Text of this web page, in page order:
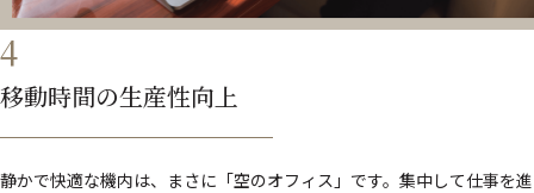
4
移動時間の生産性向上
静かで快適な機内は、まさに「空のオフィス」です。集中して仕事を進